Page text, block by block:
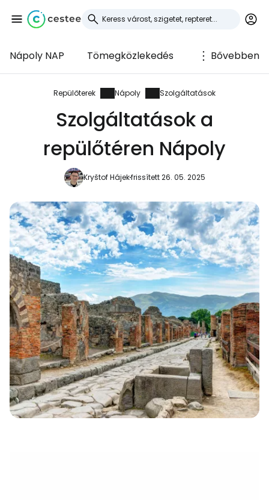
Nápoly NAP Tömegközlekedés Bővebben
Repülőterek Nápoly Szolgáltatások
Szolgáltatások a
repülőtéren Nápoly
Kryštof Hájekfrissített 26. 05. 2025
Bejelentkezés a
Cestee-be
... az utazási közösség világszerte
Folytatás a Google-lal
Folytatás a Facebookkal
Folytassa e-mailben